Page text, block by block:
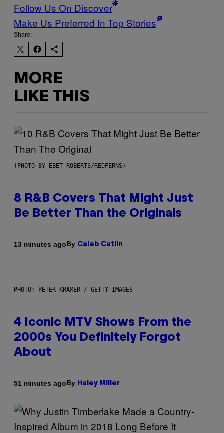
Follow Us On Discover
Make Us Preferred In Top Stories
Share:
MORE
LIKE THIS
(PHOTO BY EBET ROBERTS/REDFERNS)
8 R&B Covers That Might Just
Be Better Than the Originals
13 minutes agoBy Caleb Catlin
PHOTO: PETER KRAMER / GETTY IMAGES
4 Iconic MTV Shows From the
2000s You Definitely Forgot
About
51 minutes agoBy Haley Miller